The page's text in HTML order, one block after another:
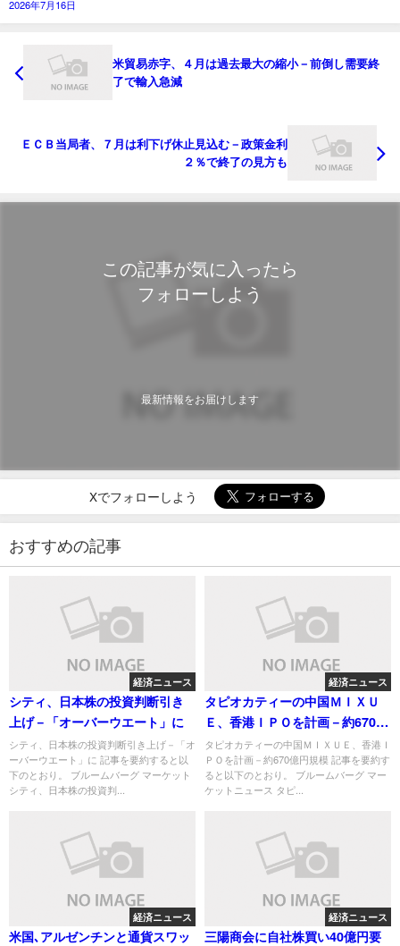
2026年7月16日
米貿易赤字、４月は過去最大の縮小－前倒し需要終
了で輸入急減
ＥＣＢ当局者、７月は利下げ休止見込む－政策金利
２％で終了の見方も
この記事が気に入ったら
フォローしよう
最新情報をお届けします
Xでフォローしよう
おすすめの記事
経済ニュース
シティ、日本株の投資判断引き
上げ－「オーバーウエート」に
シティ、日本株の投資判断引き上げ－「オ
ーバーウエート」に 記事を要約すると以
下のとおり。 ブルームバーグ マーケット
シティ、日本株の投資判...
経済ニュース
タピオカティーの中国ＭＩＸＵ
Ｅ、香港ＩＰＯを計画－約670億
円規模
タピオカティーの中国ＭＩＸＵＥ、香港Ｉ
ＰＯを計画－約670億円規模 記事を要約す
ると以下のとおり。 ブルームバーグ マー
ケットニュース タピ...
経済ニュース
米国､アルゼンチンと通貨スワッ
経済ニュース
三陽商会に自社株買い40億円要